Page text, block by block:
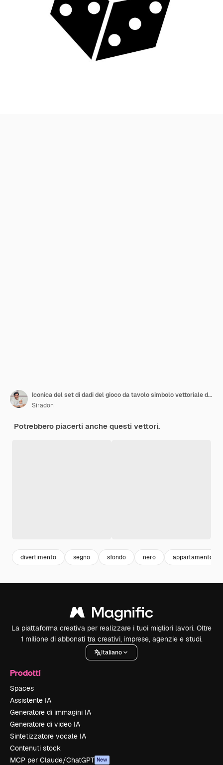
Iconica del set di dadi del gioco da tavolo simbolo vettoriale del cubo dei dadi del casinò segno di coppia di dadi in stile nero riempito e delineato
Siradon
Potrebbero piacerti anche questi vettori.
divertimento segno sfondo nero appartamento
La piattaforma creativa per realizzare i tuoi migliori lavori. Oltre
1 milione di abbonati tra creativi, imprese, agenzie e studi.
Italiano
Prodotti
Spaces
Assistente IA
Generatore di immagini IA
Generatore di video IA
Sintetizzatore vocale IA
Contenuti stock
MCP per Claude/ChatGPT New